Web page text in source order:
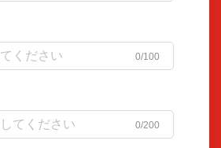
0/100
0/200